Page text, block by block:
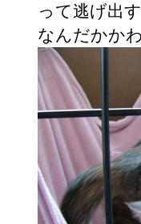
って逃げ出
なんだか